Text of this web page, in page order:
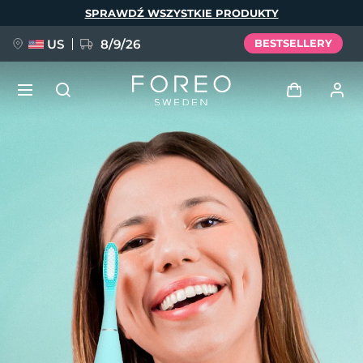
SPRAWDŹ WSZYSTKIE PRODUKTY
US 8/9/26 BESTSELLERY
Profil użytkownika
Moje urządzenia
Moje zamówienia
Moje adresy
Moje subskrypcje
FAQ™ Pure Beauty-Tech Elixir
BREAKING NEWS
issa™ Teeth Whitening Set
Deutsch
Español
Français
Italiano
Português
Svenska
Русский
简体中文 繁體中文